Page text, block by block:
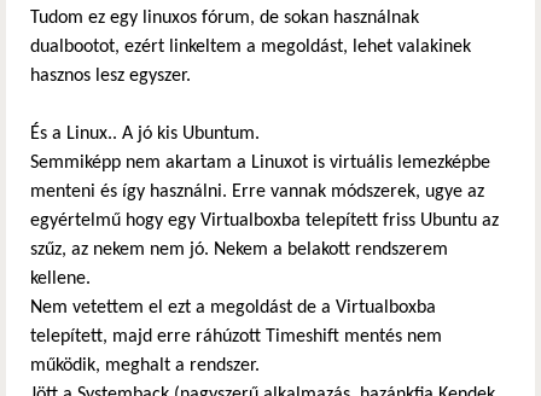
Tudom ez egy linuxos fórum, de sokan használnak
dualbootot, ezért linkeltem a megoldást, lehet valakinek
hasznos lesz egyszer.
És a Linux.. A jó kis Ubuntum.
Semmiképp nem akartam a Linuxot is virtuális lemezképbe
menteni és így használni. Erre vannak módszerek, ugye az
egyértelmű hogy egy Virtualboxba telepített friss Ubuntu az
szűz, az nekem nem jó. Nekem a belakott rendszerem
kellene.
Nem vetettem el ezt a megoldást de a Virtualboxba
telepített, majd erre ráhúzott Timeshift mentés nem
működik, meghalt a rendszer.